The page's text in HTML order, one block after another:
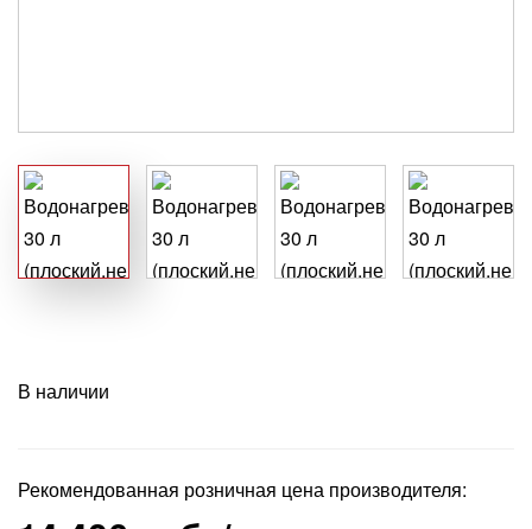
В наличии
Рекомендованная розничная цена производителя: